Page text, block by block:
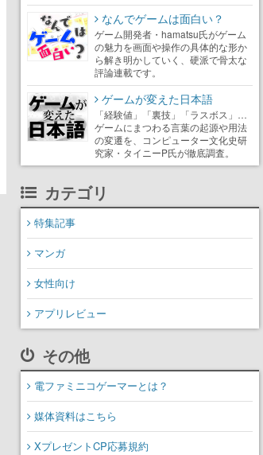
なんでゲームは面白い？
ゲーム開発者・hamatsu氏がゲーム
の魅力を画面や操作の具体的な形か
ら解き明かしていく、硬派で骨太な
評論連載です。
ゲームが変えた日本語
「経験値」「裏技」「ラスボス」…
ゲームにまつわる言葉の起源や用法
の変遷を、コンピューター文化史研
究家・タイニーP氏が徹底調査。
カテゴリ
特集記事
マンガ
女性向け
アプリレビュー
その他
電ファミニコゲーマーとは？
媒体資料はこちら
XプレゼントCP応募規約